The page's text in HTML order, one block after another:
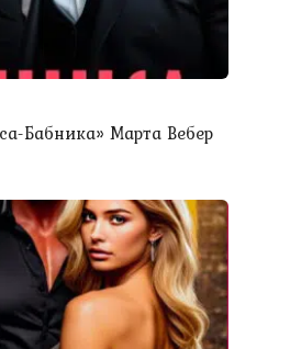
Бабника» Марта Вебер